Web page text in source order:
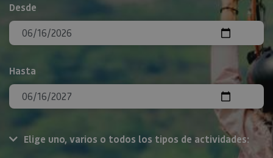
Desde
Hasta
Elige uno, varios o todos los tipos de actividades: